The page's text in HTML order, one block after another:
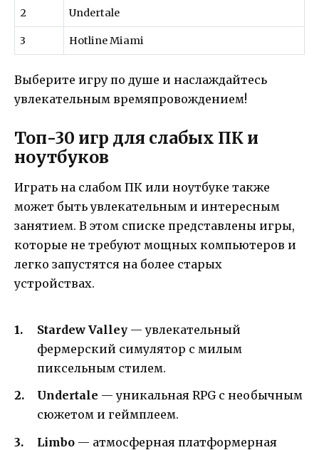
2 Undertale
3 Hotline Miami
Выберите игру по душе и наслаждайтесь
увлекательным времяпровождением!
Топ-30 игр для слабых ПК и
ноутбуков
Играть на слабом ПК или ноутбуке также
может быть увлекательным и интересным
занятием. В этом списке представлены игры,
которые не требуют мощных компьютеров и
легко запустятся на более старых
устройствах.
Stardew Valley — увлекательный
фермерский симулятор с милым
пиксельным стилем.
Undertale — уникальная RPG с необычным
сюжетом и геймплеем.
Limbo — атмосферная платформерная